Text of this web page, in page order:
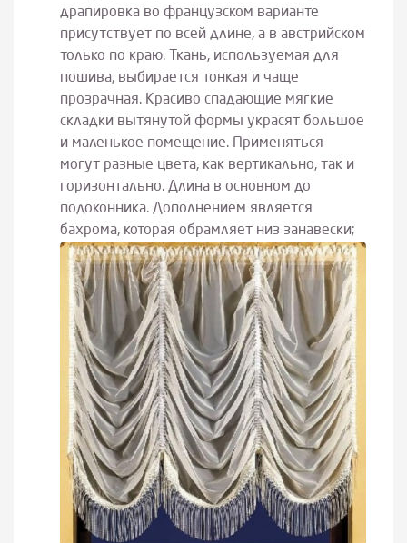
драпировка во французском варианте
присутствует по всей длине, а в австрийском
только по краю. Ткань, используемая для
пошива, выбирается тонкая и чаще
прозрачная. Красиво спадающие мягкие
складки вытянутой формы украсят большое
и маленькое помещение. Применяться
могут разные цвета, как вертикально, так и
горизонтально. Длина в основном до
подоконника. Дополнением является
бахрома, которая обрамляет низ занавески;